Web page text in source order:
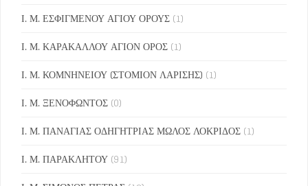
Ι. Μ. ΕΣΦΙΓΜΕΝΟΥ ΑΓΙΟΥ ΟΡΟΥΣ (1)
Ι. Μ. ΚΑΡΑΚΑΛΛΟΥ ΑΓΙΟΝ ΟΡΟΣ (1)
Ι. Μ. ΚΟΜΝΗΝΕΙΟΥ (ΣΤΟΜΙΟΝ ΛΑΡΙΣΗΣ) (1)
Ι. Μ. ΞΕΝΟΦΩΝΤΟΣ (0)
Ι. Μ. ΠΑΝΑΓΙΑΣ ΟΔΗΓΗΤΡΙΑΣ ΜΩΛΟΣ ΛΟΚΡΙΔΟΣ (1)
Ι. Μ. ΠΑΡΑΚΛΗΤΟΥ (91)